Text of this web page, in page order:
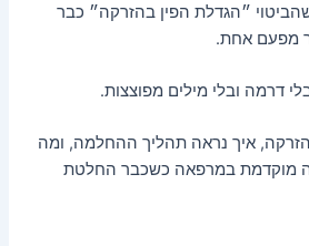
״הגדלת הפין בהזרקה״ כבר
מפעם אחת.
דרמה ובלי מילים מפוצצות.
איך נראה תהליך ההחלמה, ומה
מוקדמת במרפאה כשכבר החלטת